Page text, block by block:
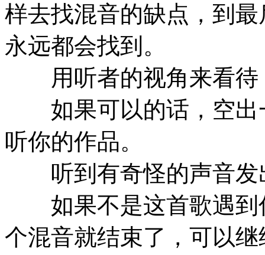
样去找混音的缺点，到
永远都会找到。
用听者的视角来看待
如果可以的话，空出
听你的作品。
听到有奇怪的声音发
如果不是这首歌遇到
个混音就结束了，可以